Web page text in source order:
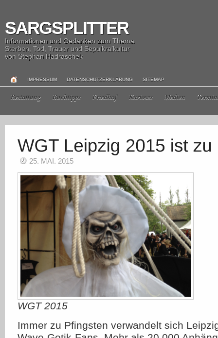
SARGSPLITTER
Informationen und Gedanken zum Thema
Sterben, Tod, Trauer und Sepulkralkultur
von Stephan Hadraschek
IMPRESSUM DATENSCHUTZERKLÄRUNG SITEMAP
Bestattung Buchtipps Friedhof Kurioses Medien
25. MAI. 2015
WGT 2015
Immer zu Pfingsten verwandelt sich